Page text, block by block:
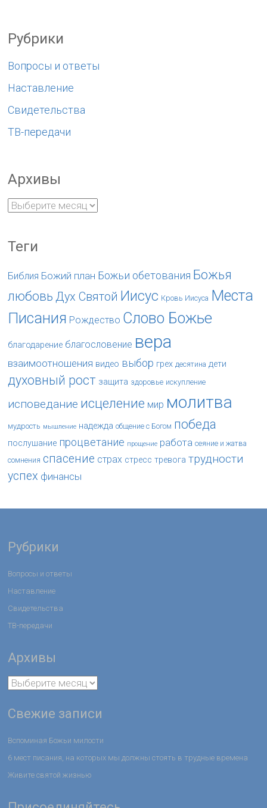
Рубрики
Вопросы и ответы
Наставление
Свидетельства
ТВ-передачи
Архивы
Теги
Библия Божий план Божьи обетования Божья
любовь Дух Святой Иисус Кровь Иисуса Места
Писания Рождество Слово Божье
благодарение благословение вера
взаимоотношения видео выбор грех десятина дети
духовный рост защита здоровье искупление
исповедание исцеление мир молитва
мудрость мышление надежда общение с Богом победа
послушание процветание прощение работа сеяние и жатва
сомнения спасение страх стресс тревога трудности
успех финансы
Рубрики
Вопросы и ответы
Наставление
Свидетельства
ТВ-передачи
Архивы
Свежие записи
Вспоминая Божьи милости
6 мест писания, на которых мы должны стоять в трудные времена
Живите святой жизнью